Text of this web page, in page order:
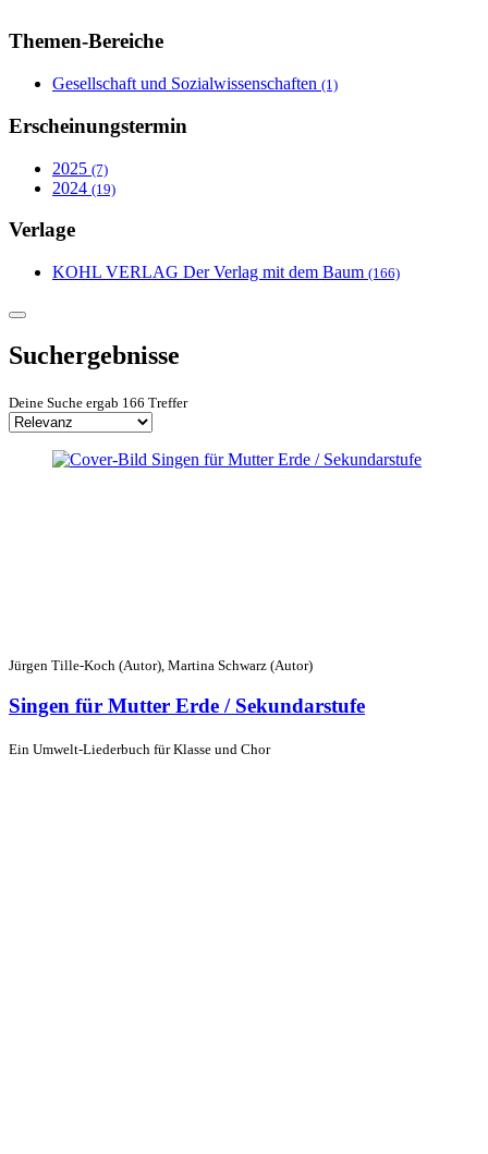
Themen-Bereiche
Gesellschaft und Sozialwissenschaften (1)
Erscheinungstermin
2025 (7)
2024 (19)
Verlage
KOHL VERLAG Der Verlag mit dem Baum (166)
Suchergebnisse
Deine Suche ergab 166 Treffer
Jürgen Tille-Koch (Autor), Martina Schwarz (Autor)
Singen für Mutter Erde / Sekundarstufe
Ein Umwelt-Liederbuch für Klasse und Chor